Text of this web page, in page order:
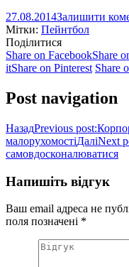
27.08.2014Залишити
Мітки: Пейнтбол
Поділитися
Share on FacebookShare
itShare on Pinterest Share
Post navigation
НазадPrevious post:
малорухомостіДаліNext
самовдосконалюватися
Напишіть відгук
Ваш email адреса не
поля позначені *